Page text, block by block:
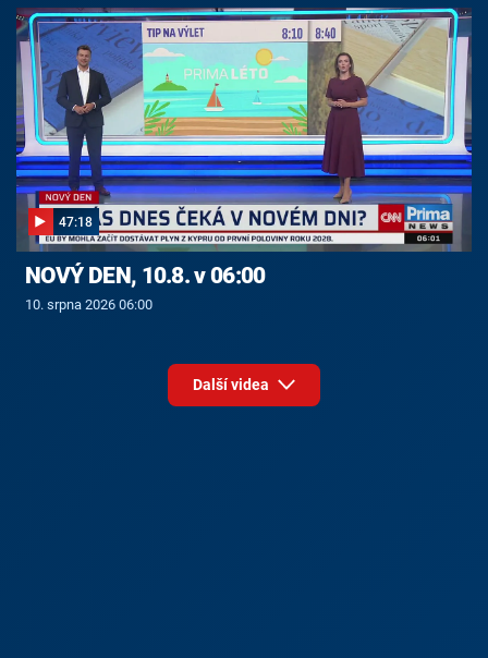
47:18
NOVÝ DEN, 10.8. v 06:00
10. srpna 2026 06:00
Další videa